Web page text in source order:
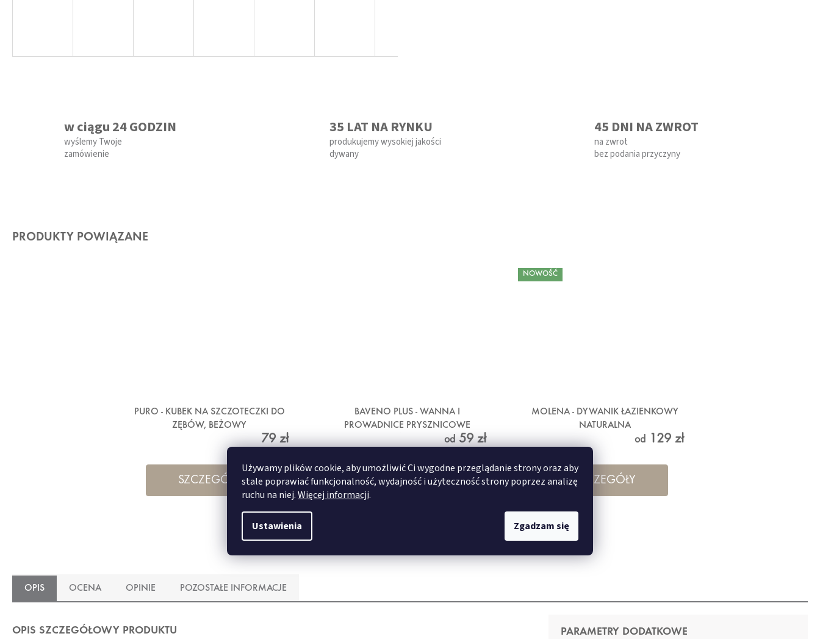
Używamy plików cookie, aby umożliwić Ci wygodne przeglądanie strony oraz aby
stale poprawiać funkcjonalność, wydajność i użyteczność strony poprzez analizę
ruchu na niej.Więcej informacji.
Ustawienia Zgadzam się
w ciągu 24 GODZIN
wyślemy Twoje
zamówienie
35 LAT NA RYNKU
produkujemy wysokiej jakości
dywany
45 DNI NA ZWROT
na zwrot
bez podania przyczyny
PRODUKTY POWIĄZANE
PURO - KUBEK NA SZCZOTECZKI DO
ZĘBÓW, BEŻOWY
79 zł
SZCZEGÓŁY
BAVENO PLUS - WANNA I
PROWADNICE PRYSZNICOWE
od59 zł
SZCZEGÓŁY
NOWOŚĆ
MOLENA - DYWANIK ŁAZIENKOWY
NATURALNA
od 129 zł
SZCZEGÓŁY
60x100 cm
OPIS OCENA OPINIE POZOSTAŁE INFORMACJE
OPIS SZCZEGÓŁOWY PRODUKTU PARAMETRY DODATKOWE